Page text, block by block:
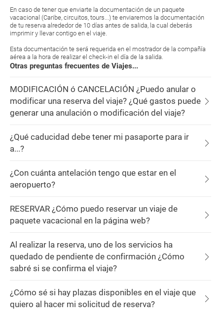
En caso de tener que enviarte la documentación de un paquete
vacacional (Caribe, circuitos, tours...) te enviaremos la documentación
de tu reserva alrededor de 10 días antes de salida, la cual deberás
imprimir y llevar contigo en el viaje.
Esta documentación te será requerida en el mostrador de la compañía
aérea a la hora de realizar el check-in el día de la salida.
Otras preguntas frecuentes de Viajes...
MODIFICACIÓN ó CANCELACIÓN ¿Puedo anular o
modificar una reserva del viaje? ¿Qué gastos puede
generar una anulación o modificación del viaje?
¿Qué caducidad debe tener mi pasaporte para ir
a...?
¿Con cuánta antelación tengo que estar en el
aeropuerto?
RESERVAR ¿Cómo puedo reservar un viaje de
paquete vacacional en la página web?
Al realizar la reserva, uno de los servicios ha
quedado de pendiente de confirmación ¿Cómo
sabré si se confirma el viaje?
¿Cómo sé si hay plazas disponibles en el viaje que
quiero al hacer mi solicitud de reserva?